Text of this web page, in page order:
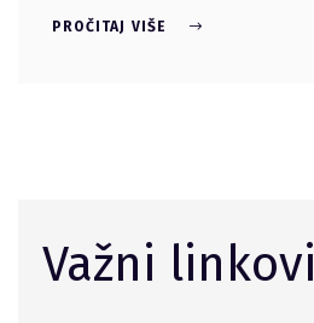
PROČITAJ VIŠE
Važni linkovi